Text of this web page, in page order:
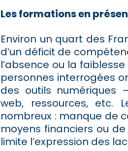
Les formations en
Environ un quart des
d’un déficit de
l’absence ou la
personnes interrogées
des outils numériques
web, ressources, etc.
nombreux : manque de
moyens financiers ou
limite l’expression des